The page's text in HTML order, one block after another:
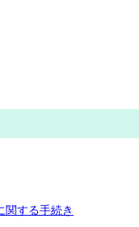
関する手続き